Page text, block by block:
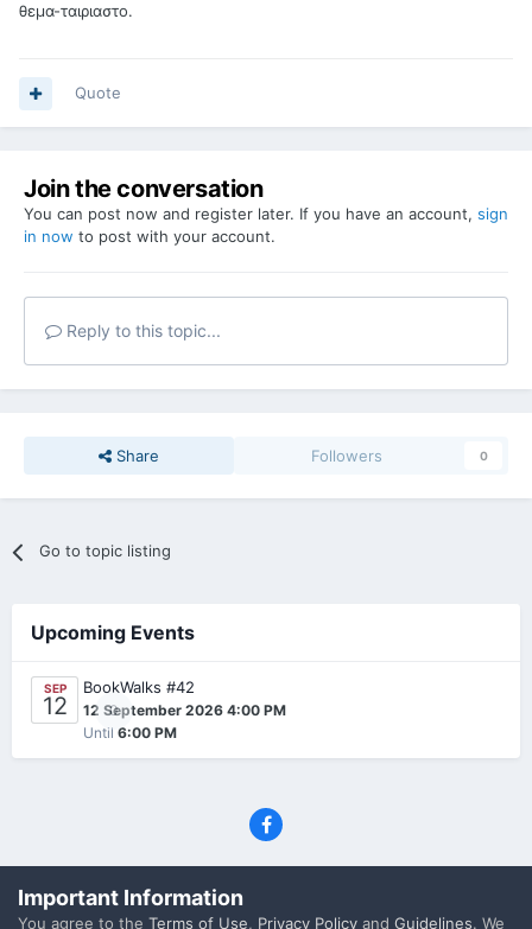
θεμα-ταιριαστο.
Quote
Join the conversation
You can post now and register later. If you have an account, sign
in now to post with your account.
Reply to this topic...
Share Followers 0
Go to topic listing
Upcoming Events
SEP
12 0
BookWalks #42
12 September 2026 4:00 PM
Until 6:00 PM
(C) SFF.gr, All rights reserved
Important Information
You agree to the Terms of Use, Privacy Policy and Guidelines. We